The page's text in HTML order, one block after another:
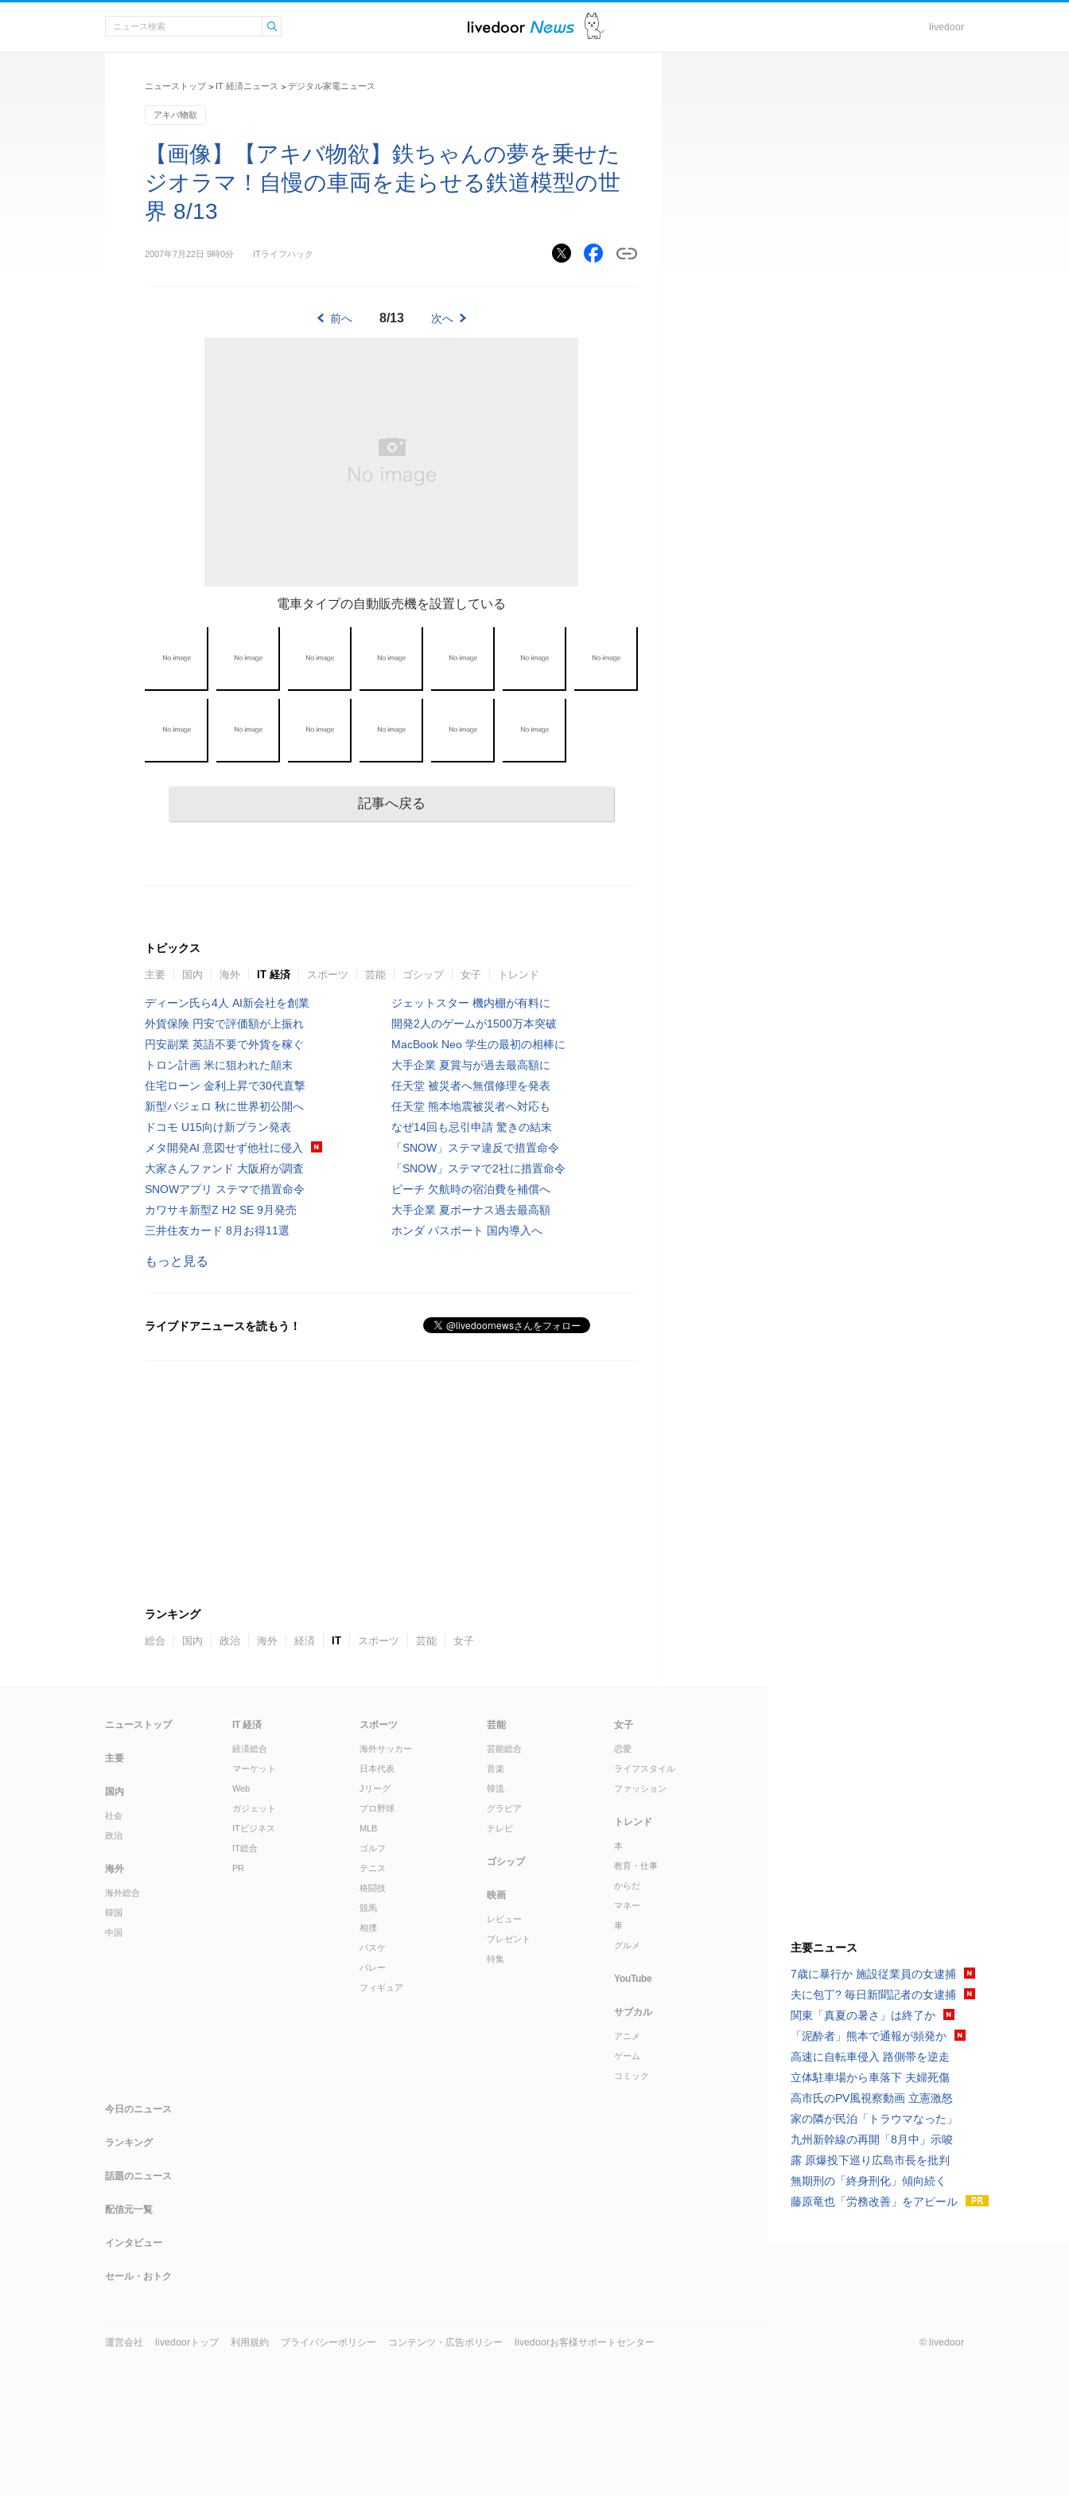
livedoor
ニューストップ > IT 経済ニュース > デジタル家電ニュース
アキバ物欲
【画像】【アキバ物欲】鉄ちゃんの夢を乗せた
ジオラマ！自慢の車両を走らせる鉄道模型の世
界 8/13
2007年7月22日 9時0分 ITライフハック
前へ 8/13 次へ
電車タイプの自動販売機を設置している
記事へ戻る
トピックス
主要 国内 海外 IT 経済 スポーツ 芸能 ゴシップ 女子 トレンド
ディーン氏ら4人 AI新会社を創業
外貨保険 円安で評価額が上振れ
円安副業 英語不要で外貨を稼ぐ
トロン計画 米に狙われた顛末
住宅ローン 金利上昇で30代直撃
新型パジェロ 秋に世界初公開へ
ドコモ U15向け新プラン発表
メタ開発AI 意図せず他社に侵入
大家さんファンド 大阪府が調査
SNOWアプリ ステマで措置命令
カワサキ新型Z H2 SE 9月発売
三井住友カード 8月お得11選
ジェットスター 機内棚が有料に
開発2人のゲームが1500万本突破
MacBook Neo 学生の最初の相棒に
大手企業 夏賞与が過去最高額に
任天堂 被災者へ無償修理を発表
任天堂 熊本地震被災者へ対応も
なぜ14回も忌引申請 驚きの結末
「SNOW」ステマ違反で措置命令
「SNOW」ステマで2社に措置命令
ピーチ 欠航時の宿泊費を補償へ
大手企業 夏ボーナス過去最高額
ホンダ パスポート 国内導入へ
もっと見る
ライブドアニュースを読もう！
ランキング
総合 国内 政治 海外 経済 IT スポーツ 芸能 女子
主要ニュース
7歳に暴行か 施設従業員の女逮捕
夫に包丁? 毎日新聞記者の女逮捕
関東「真夏の暑さ」は終了か
「泥酔者」熊本で通報が頻発か
高速に自転車侵入 路側帯を逆走
立体駐車場から車落下 夫婦死傷
高市氏のPV風視察動画 立憲激怒
家の隣が民泊「トラウマなった」
九州新幹線の再開「8月中」示唆
露 原爆投下巡り広島市長を批判
無期刑の「終身刑化」傾向続く
藤原竜也「労務改善」をアピール
ニューストップ
主要
国内
社会
政治
海外
海外総合
韓国
中国
IT 経済
経済総合
マーケット
Web
ガジェット
ITビジネス
IT総合
PR
スポーツ
海外サッカー
日本代表
Jリーグ
プロ野球
MLB
ゴルフ
テニス
格闘技
競馬
相撲
バスケ
バレー
フィギュア
芸能
芸能総合
音楽
韓流
グラビア
テレビ
ゴシップ
映画
レビュー
プレゼント
特集
女子
恋愛
ライフスタイル
ファッション
トレンド
本
教育・仕事
からだ
マネー
車
グルメ
YouTube
サブカル
アニメ
ゲーム
コミック
今日のニュース
ランキング
話題のニュース
配信元一覧
インタビュー
セール・おトク
運営会社 livedoorトップ 利用規約 プライバシーポリシー コンテンツ・広告ポリシー livedoorお客様サポートセンター © livedoor